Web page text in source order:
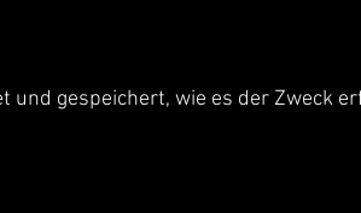
und gespeichert, wie es der Zweck